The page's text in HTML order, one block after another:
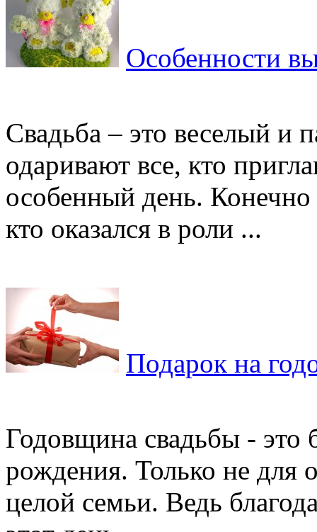
Особенности
Свадьба – это веселый и
одаривают все, кто
особенный день.
кто оказался в роли ...
Подарок на
Годовщина свадьбы - это
рождения. Только не для
целой семьи. Ведь